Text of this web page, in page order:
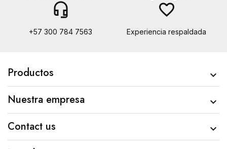
headset_mic
+57 300 784 7563
favorite_border
Experiencia respaldada
Productos 
Nuestra empresa 
Contact us 